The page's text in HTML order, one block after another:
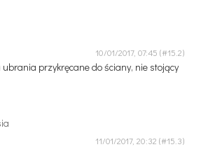
10/01/2017, 07:45
przykręcane do ściany, nie stojący
11/01/2017, 20:32